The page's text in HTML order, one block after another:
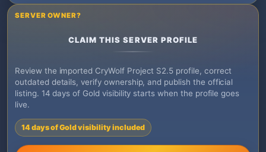
SERVER OWNER?
CLAIM THIS SERVER PROFILE
Review the imported CryWolf Project S2.5 profile, correct
outdated details, verify ownership, and publish the official
listing. 14 days of Gold visibility starts when the profile goes
live.
14 days of Gold visibility included